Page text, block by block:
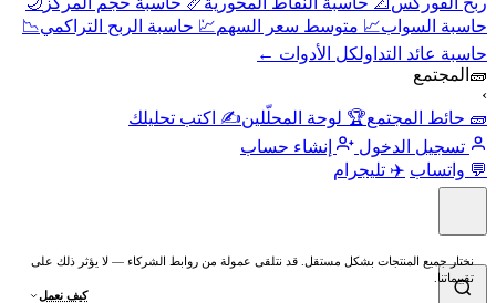
حاسبة السواب📈 متوسط سعر السهم💹 حاسبة الربح التراكمي📉
حاسبة عائد التداولكل الأدوات ←
🧱 المجتمع
›
🧱 حائط المجتمع🏆 لوحة المحلّلين✍️ اكتب تحليلك
تسجيل الدخول
إنشاء حساب
💬 واتساب ✈️ تليجرام
نختار جميع المنتجات بشكل مستقل. قد نتلقى عمولة من روابط الشركاء — لا يؤثر ذلك على
تقييماتنا.
كيف نعمل